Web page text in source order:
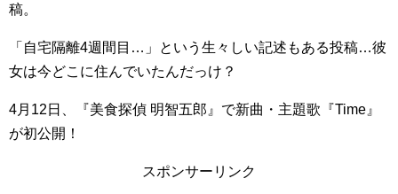
稿。
「自宅隔離4週間目…」という生々しい記述もある投稿…彼
女は今どこに住んでいたんだっけ？
4月12日、『美食探偵 明智五郎』で新曲・主題歌『Time』
が初公開！
スポンサーリンク